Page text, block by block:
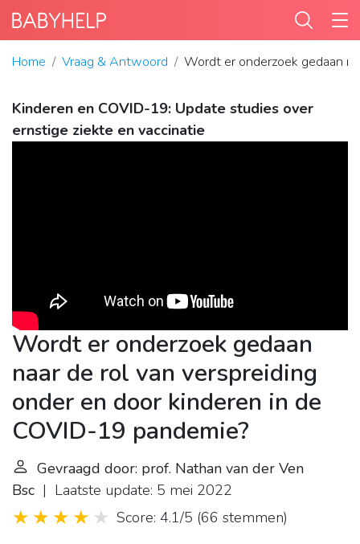
Home Vraag & Antwoord Wordt er onderzoek gedaan
Kinderen en COVID-19: Update studies over
ernstige ziekte en vaccinatie
Wordt er onderzoek gedaan
naar de rol van verspreiding
onder en door kinderen in de
COVID-19 pandemie?
Gevraagd door: prof. Nathan van der Ven
Bsc | Laatste update: 5 mei 2022
Score: 4.1/5 (66 stemmen)